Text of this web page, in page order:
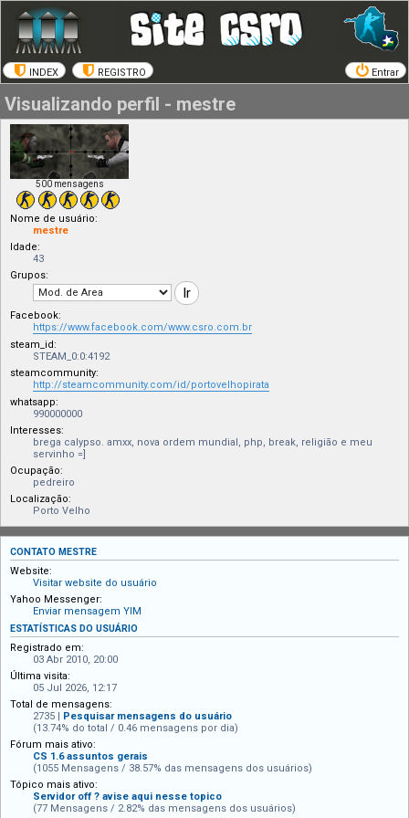
INDEX REGISTRO Entrar
Visualizando perfil - mestre
500 mensagens
Nome de usuário:
mestre
Idade:
43
Grupos:
Facebook:
https://www.facebook.com/www.csro.com.br
steam_id:
STEAM_0:0:4192
steamcommunity:
http://steamcommunity.com/id/portovelhopirata
whatsapp:
990000000
Interesses:
brega calypso. amxx, nova ordem mundial, php, break, religião e meu
servinho =]
Ocupação:
pedreiro
Localização:
Porto Velho
CONTATO MESTRE
Website:
Visitar website do usuário
Yahoo Messenger:
Enviar mensagem YIM
ESTATÍSTICAS DO USUÁRIO
Registrado em:
03 Abr 2010, 20:00
Última visita:
05 Jul 2026, 12:17
Total de mensagens:
2735 | Pesquisar mensagens do usuário
(13.74% do total / 0.46 mensagens por dia)
Fórum mais ativo:
CS 1.6 assuntos gerais
(1055 Mensagens / 38.57% das mensagens dos usuários)
Tópico mais ativo:
Servidor off ? avise aqui nesse topico
(77 Mensagens / 2.82% das mensagens dos usuários)